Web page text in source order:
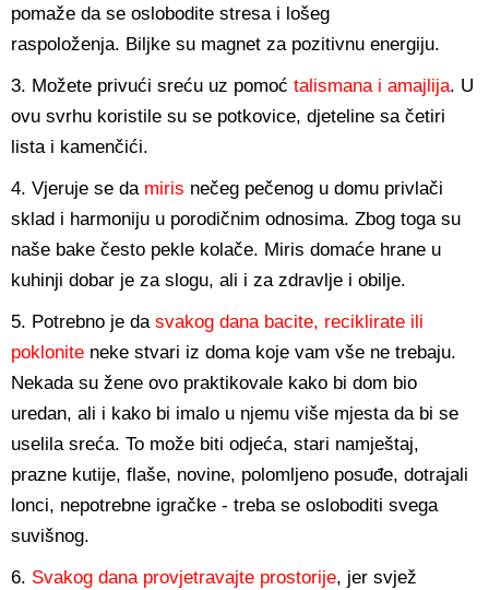
pomaže da se oslobodite stresa i lošeg
raspoloženja. Biljke su magnet za pozitivnu energiju.
3. Možete privući sreću uz pomoć talismana i amajlija. U
ovu svrhu koristile su se potkovice, djeteline sa četiri
lista i kamenčići.
4. Vjeruje se da miris nečeg pečenog u domu privlači
sklad i harmoniju u porodičnim odnosima. Zbog toga su
naše bake često pekle kolače. Miris domaće hrane u
kuhinji dobar je za slogu, ali i za zdravlje i obilje.
5. Potrebno je da svakog dana bacite, reciklirate ili
poklonite neke stvari iz doma koje vam vše ne trebaju.
Nekada su žene ovo praktikovale kako bi dom bio
uredan, ali i kako bi imalo u njemu više mjesta da bi se
uselila sreća. To može biti odjeća, stari namještaj,
prazne kutije, flaše, novine, polomljeno posuđe, dotrajali
lonci, nepotrebne igračke - treba se osloboditi svega
suvišnog.
6. Svakog dana provjetravajte prostorije, jer svjež